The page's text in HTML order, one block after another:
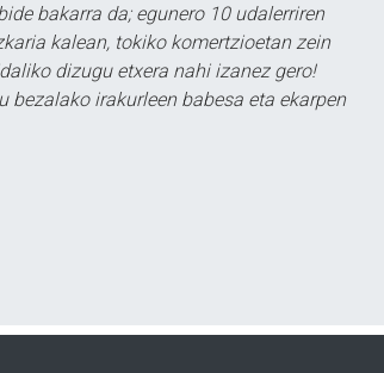
bakarra da; egunero 10 udalerriren
kalean, tokiko komertzioetan zein
dizugu etxera nahi izanez gero!
bezalako irakurleen babesa eta ekarpen